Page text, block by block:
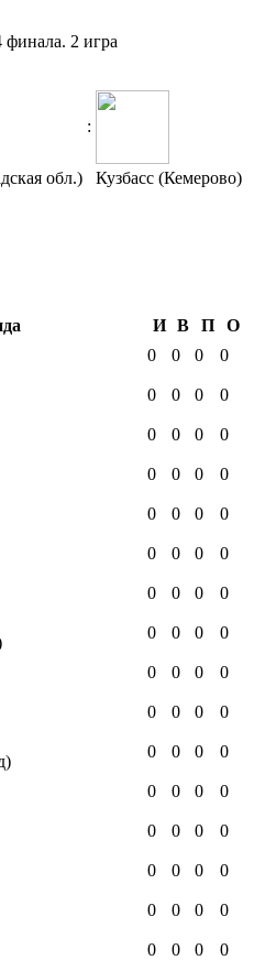
2 игра
:
обл.) Кузбасс (Кемерово)
И В П
О
0 0 0 0
0 0 0 0
0 0 0 0
0 0 0 0
0 0 0 0
0 0 0 0
0 0 0 0
0 0 0 0
0 0 0 0
0 0 0 0
0 0 0 0
0 0 0 0
0 0 0 0
0 0 0 0
0 0 0 0
0 0 0
0